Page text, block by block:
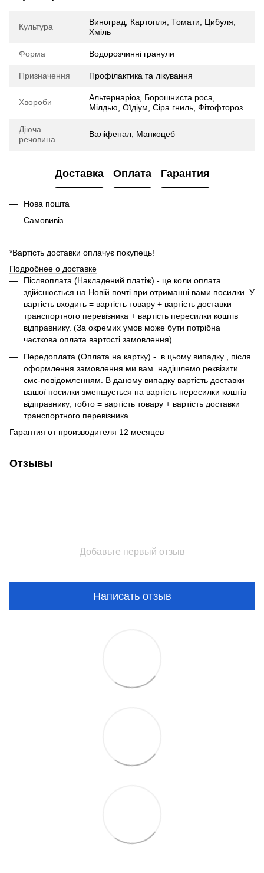
Культура
Виноград, Картопля, Томати, Цибуля,
Хміль
Форма Водорозчинні гранули
Призначення Профілактика та лікування
Хвороби
Альтернаріоз, Борошниста роса,
Мілдью, Оїдіум, Сіра гниль, Фітофтороз
Діюча
речовина
Валіфенал Манкоцеб
Доставка Оплата Гарантия
Нова пошта
Самовивіз
*Вартість доставки оплачує покупець!
Подробнее о доставке
Піcляоплата (Накладений платіж) - це коли оплата
здійснюється на Новій почті при отриманні вами посилки. У
вартість входить = вартість товару + вартість доставки
транспортного перевізника + вартість пересилки коштів
відправнику. (За окремих умов може бути потрібна
часткова оплата вартості замовлення)
Передоплата (Оплата на картку) - в цьому випадку , після
оформлення замовлення ми вам надішлемо реквізити
смс-повідомленням. В даному випадку вартість доставки
вашої посилки зменшується на вартість пересилки коштів
відправнику, тобто = вартість товару + вартість доставки
транспортного перевізника
Гарантия от производителя 12 месяцев
Отзывы
Добавьте первый отзыв
Написать отзыв